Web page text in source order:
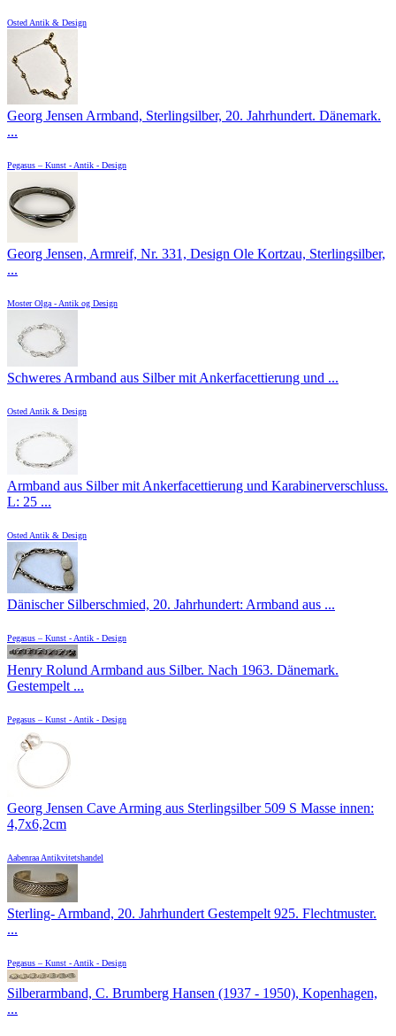
Osted Antik & Design
Georg Jensen Armband, Sterlingsilber, 20. Jahrhundert. Dänemark.
...
Pegasus – Kunst - Antik - Design
Georg Jensen, Armreif, Nr. 331, Design Ole Kortzau, Sterlingsilber,
...
Moster Olga - Antik og Design
Schweres Armband aus Silber mit Ankerfacettierung und ...
Osted Antik & Design
Armband aus Silber mit Ankerfacettierung und Karabinerverschluss.
L: 25 ...
Osted Antik & Design
Dänischer Silberschmied, 20. Jahrhundert: Armband aus ...
Pegasus – Kunst - Antik - Design
Henry Rolund Armband aus Silber. Nach 1963. Dänemark.
Gestempelt ...
Pegasus – Kunst - Antik - Design
Georg Jensen Cave Arming aus Sterlingsilber 509 S Masse innen:
4,7x6,2cm
Aabenraa Antikvitetshandel
Sterling- Armband, 20. Jahrhundert Gestempelt 925. Flechtmuster.
...
Pegasus – Kunst - Antik - Design
Silberarmband, C. Brumberg Hansen (1937 - 1950), Kopenhagen,
...